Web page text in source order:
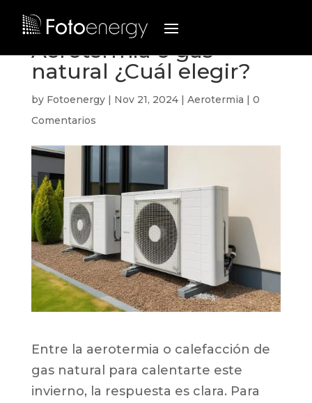
Aerotermia o gas
natural ¿Cuál elegir?
by Fotoenergy| Nov 21, 2024| Aerotermia | 0
Comentarios
Entre la aerotermia o calefacción de
gas natural para calentarte este
invierno, la respuesta es clara. Para